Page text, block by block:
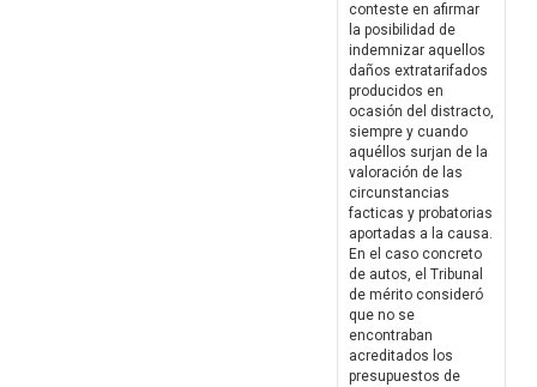
conteste en afirmar
la posibilidad de
indemnizar aquellos
daños extratarifados
producidos en
ocasión del distracto,
siempre y cuando
aquéllos surjan de la
valoración de las
circunstancias
facticas y probatorias
aportadas a la causa.
En el caso concreto
de autos, el Tribunal
de mérito consideró
que no se
encontraban
acreditados los
presupuestos de